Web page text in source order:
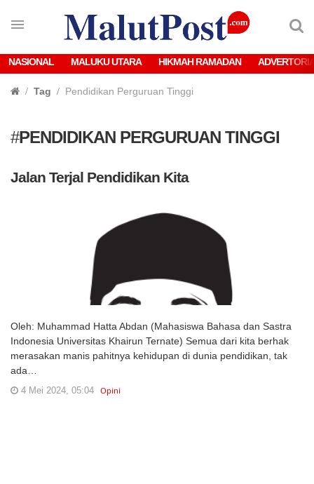
NASIONAL MALUKU UTARA HIKMAH RAMADAN
Tag Pendidikan Perguruan Tinggi
#PENDIDIKAN PERGURUAN TINGGI
Jalan Terjal Pendidikan Kita
Oleh: Muhammad Hatta Abdan (Mahasiswa Bahasa dan Sastra
Indonesia Universitas Khairun Ternate) Semua dari kita berhak
merasakan manis pahitnya kehidupan di dunia pendidikan, tak
ada…
4 Mei 2024, 05:04 Opini